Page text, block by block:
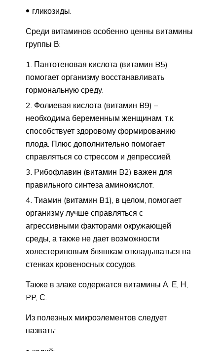
гликозиды.
Среди витаминов особенно ценны витамины
группы В:
Пантотеновая кислота (витамин B5)
помогает организму восстанавливать
гормональную среду.
Фолиевая кислота (витамин B9) –
необходима беременным женщинам, т.к.
способствует здоровому формированию
плода. Плюс дополнительно помогает
справляться со стрессом и депрессией.
Рибофлавин (витамин B2) важен для
правильного синтеза аминокислот.
Тиамин (витамин B1), в целом, помогает
организму лучше справляться с
агрессивными факторами окружающей
среды, а также не дает возможности
холестериновым бляшкам откладываться на
стенках кровеносных сосудов.
Также в злаке содержатся витамины А, Е, Н,
PP, С.
Из полезных микроэлементов следует
назвать: